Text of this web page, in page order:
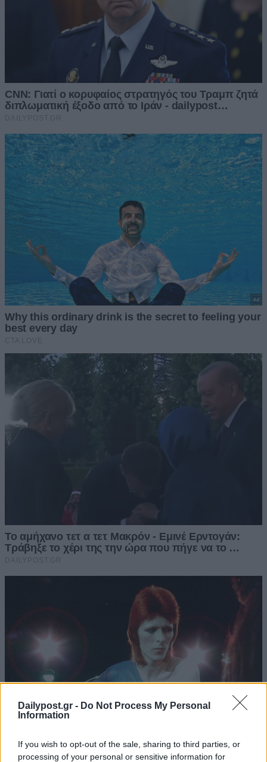
Dailypost.gr - Do Not Process My Personal
Information
If you wish to opt-out of the sale, sharing to third parties, or
processing of your personal or sensitive information for